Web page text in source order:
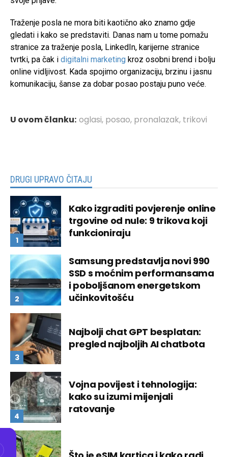
Traženje posla ne mora biti kaotično ako znamo gdje
gledati i kako se predstaviti. Danas nam u tome pomažu
stranice za traženje posla, LinkedIn, karijerne stranice
tvrtki, pa čak i digitalni marketing kroz osobni brend i bolju
online vidljivost. Kada spojimo organizaciju, brzinu i jasnu
komunikaciju, šanse za dobar posao postaju puno veće.
U ovom članku: oglasi, posao, pronalazak, trikovi
DRUGI UPRAVO ČITAJU
Kako izgraditi povjerenje online
trgovine od nule: 9 trikova koji
funkcioniraju
Samsung predstavlja novi 990
SSD s moćnim performansama
i poboljšanom energetskom
učinkovitošću
Najbolji chat GPT besplatan:
pregled najboljih AI chatbota
Vojna povijest i tehnologija:
kako su izumi mijenjali
ratovanje